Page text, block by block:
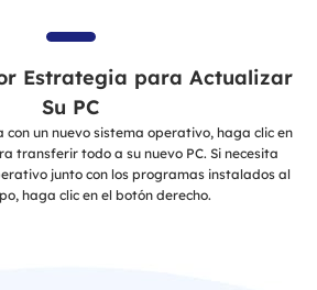
Estrategia para Actualizar
Su PC
con un nuevo sistema operativo, haga clic en
transferir todo a su nuevo PC. Si necesita
junto con los programas instalados al
haga clic en el botón derecho.